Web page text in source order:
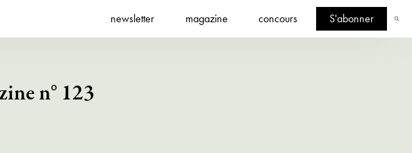
newsletter magazine concours S'abonner
n° 123